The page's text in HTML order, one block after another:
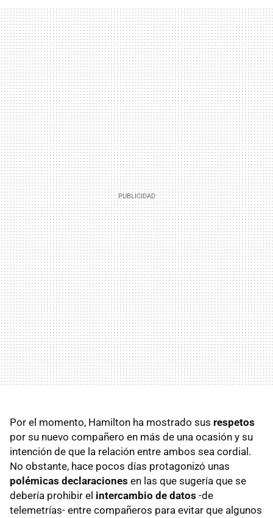
Por el momento, Hamilton ha mostrado sus respetos
por su nuevo compañero en más de una ocasión y su
intención de que la relación entre ambos sea cordial.
No obstante, hace pocos días protagonizó unas
polémicas declaraciones en las que sugería que se
debería prohibir el intercambio de datos -de
telemetrías- entre compañeros para evitar que algunos